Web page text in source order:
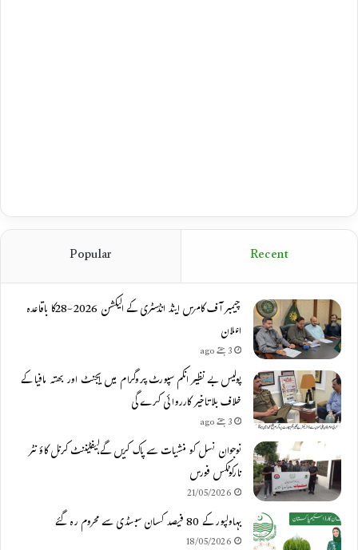
Recent
Popular
چیمبر آف کامرس اینڈ انڈسٹری کے الیکشن 2026-28کا باقاعدہ
اعلان
3 ہفتے ago
پولیس بے نظیر انکم سپورٹ پروگرام میں ایجنٹ اور بھتہ مافیا کے
خلاف بلاتاخیر کارروائی کرے گی
3 ہفتے ago
نوجوان نسل کو منشیات سے پاک کریں گے،لیفٹیننٹ کرنل کاؤنٹر
نارکوٹکس فورس
21/05/2026
بہاولپور کے 80 فیصد کسان سبسڈی سے محروم رہ گئے
18/05/2026